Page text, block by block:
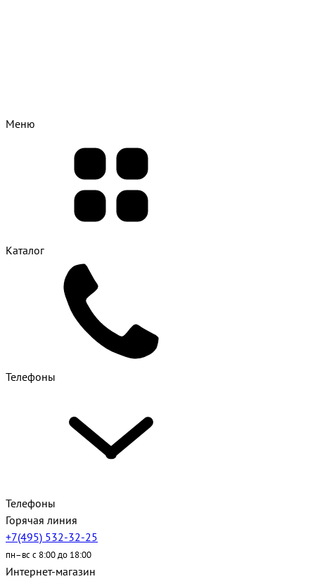
Меню
Каталог
Телефоны
Телефоны
Горячая линия
+7(495) 532-32-25
пн–вс с 8:00 до 18:00
Интернет-магазин